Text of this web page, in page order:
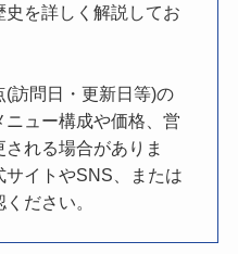
を詳しく解説してお
訪問日・更新日等)の
ュー構成や価格、営
れる場合がありま
イトやSNS、または
ださい。